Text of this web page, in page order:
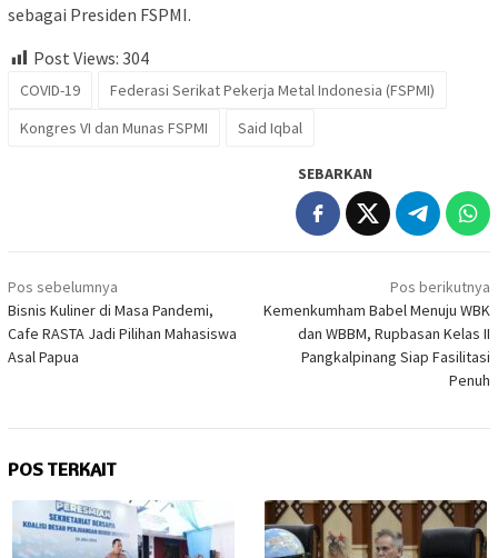
sebagai Presiden FSPMI.
Post Views: 304
COVID-19
Federasi Serikat Pekerja Metal Indonesia (FSPMI)
Kongres VI dan Munas FSPMI
Said Iqbal
SEBARKAN
Navigasi
pos
Pos sebelumnya
Bisnis Kuliner di Masa Pandemi,
Cafe RASTA Jadi Pilihan Mahasiswa
Asal Papua
Pos berikutnya
Kemenkumham Babel Menuju WBK
dan WBBM, Rupbasan Kelas II
Pangkalpinang Siap Fasilitasi
Penuh
POS TERKAIT